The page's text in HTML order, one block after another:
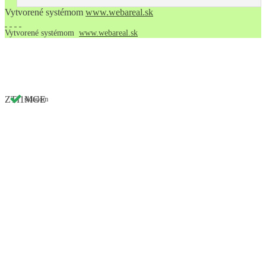
skladom
Vytvorené systémom www.webareal.sk
Vytvorené systémom www.webareal.sk
ZTI1MGE